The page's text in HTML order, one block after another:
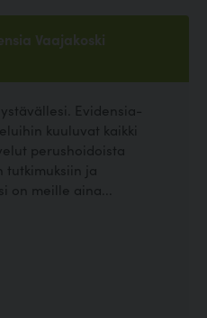
Vaajakoski
Evidensia-
kuuluvat kaikki
perushoidoista
tutkimuksiin ja
on meille aina...